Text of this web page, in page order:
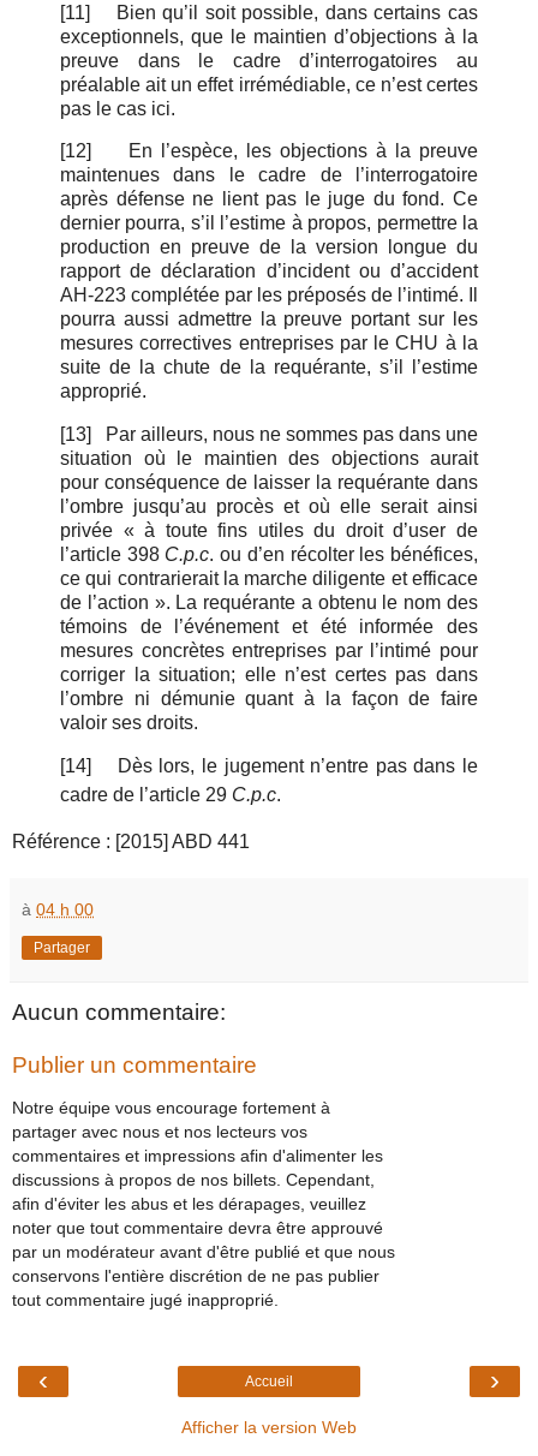
[11]
Bien qu’il soit possible, dans certains cas
exceptionnels, que le maintien d’objections à la
preuve dans le cadre d’interrogatoires au
préalable ait un effet irrémédiable, ce n’est certes
pas le cas ici.
[12]
En l’espèce, les objections à la preuve
maintenues dans le cadre de l’interrogatoire
après défense ne lient pas le juge du fond. Ce
dernier pourra, s’il l’estime à propos, permettre la
production en preuve de la version longue du
rapport de déclaration d’incident ou d’accident
AH-223 complétée par les préposés de l’intimé. Il
pourra aussi admettre la preuve portant sur les
mesures correctives entreprises par le CHU à la
suite de la chute de la requérante, s’il l’estime
approprié.
[13]
Par ailleurs, nous ne sommes pas dans une
situation où le maintien des objections aurait
pour conséquence de laisser la requérante dans
l’ombre jusqu’au procès et où elle serait ainsi
privée « à toute fins utiles du droit d’user de
l’article 398 C.p.c. ou d’en récolter les bénéfices,
ce qui contrarierait la marche diligente et efficace
de l’action ». La requérante a obtenu le nom des
témoins de l’événement et été informée des
mesures concrètes entreprises par l’intimé pour
corriger la situation; elle n’est certes pas dans
l’ombre ni démunie quant à la façon de faire
valoir ses droits.
[14]
Dès lors, le jugement n’entre pas dans le
cadre de l’article 29 C.p.c.
Référence : [2015] ABD 441
à 04 h 00
Partager
Aucun commentaire:
Publier un commentaire
Notre équipe vous encourage fortement à
partager avec nous et nos lecteurs vos
commentaires et impressions afin d'alimenter les
discussions à propos de nos billets. Cependant,
afin d'éviter les abus et les dérapages, veuillez
noter que tout commentaire devra être approuvé
par un modérateur avant d'être publié et que nous
conservons l'entière discrétion de ne pas publier
tout commentaire jugé inapproprié.
‹ ›
Accueil
Afficher la version Web